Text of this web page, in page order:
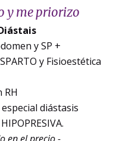
y me priorizo
y SP +
y Fisioestética
RH
diástasis